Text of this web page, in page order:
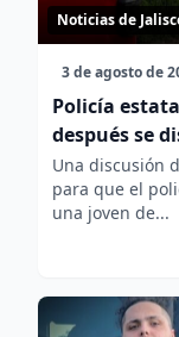
Noticias de
3 de agosto de
Policía
después se
Una discusión
para que el
una joven de...